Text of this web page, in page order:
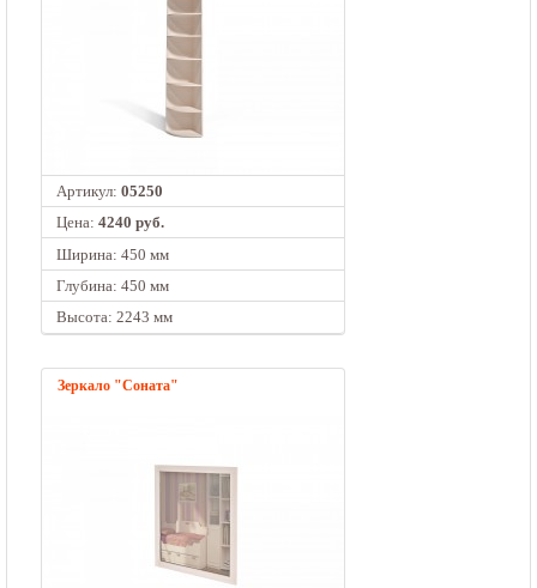
Артикул: 05250
Цена: 4240 руб.
Ширина: 450 мм
Глубина: 450 мм
Высота: 2243 мм
Зеркало "Соната"